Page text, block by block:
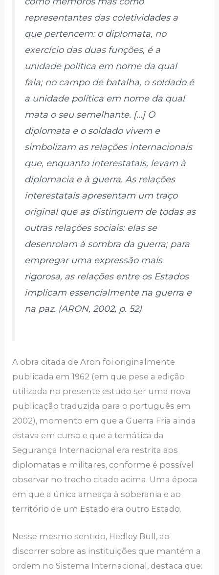
representantesdas coletividades a
que pertencem: o diplomata, no
exercício das duas funções, é a
unidade política em nome da qual
fala; no campo de batalha, o soldadoé
a unidade política em nome da qual
mata o seu semelhante. […] O
diplomata e o soldado vivem e
simbolizam as relações internacionais
que, enquanto interestatais, levam à
diplomacia e à guerra. As relações
interestatais apresentam um traço
original que as distinguem de todas as
outras relações sociais: elas se
desenrolam à sombra da guerra; para
empregar uma expressão mais
rigorosa, as relações entre os Estados
implicam essencialmente na guerra e
na paz. (ARON, 2002, p. 52)
A obra citada de Aron foi originalmente
publicada em 1962 (em que pese a edição
utilizada no presente estudo ser uma nova
publicação traduzida para o português em
2002), momento em que a Guerra Fria ainda
estava em curso e que a temática da
Segurança Internacional era restrita aos
diplomatas e militares, conforme é possível
observar no trecho citado acima. Uma época
em que a única ameaça à soberania e ao
território de um Estado era outro Estado.
Nesse mesmo sentido, Hedley Bull, ao
discorrer sobre as instituições que mantém a
ordem no Sistema Internacional, destaca que: